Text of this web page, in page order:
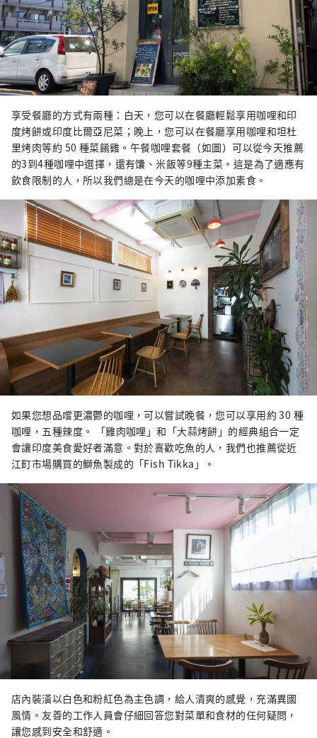
享受餐廳的方式有兩種：白天，您可以在餐廳輕鬆享用咖哩和印
度烤餅或印度比爾亞尼菜；晚上，您可以在餐廳享用咖哩和坦杜
里烤肉等約 50 種菜餚雞。午餐咖哩套餐（如圖）可以從今天推薦
的3到4種咖哩中選擇，還有馕、米飯等9種主菜。這是為了適應有
飲食限制的人，所以我們總是在今天的咖哩中添加素食。
如果您想品嚐更濃鬱的咖哩，可以嘗試晚餐，您可以享用約 30 種
咖哩，五種辣度。 「雞肉咖哩」和「大蒜烤餅」的經典組合一定
會讓印度美食愛好者滿意。對於喜歡吃魚的人，我們也推薦從近
江町市場購買的鰤魚製成的「Fish Tikka」。
店內裝潢以白色和粉紅色為主色調，給人清爽的感覺，充滿異國
風情。友善的工作人員會仔細回答您對菜單和食材的任何疑問，
讓您感到安全和舒適。